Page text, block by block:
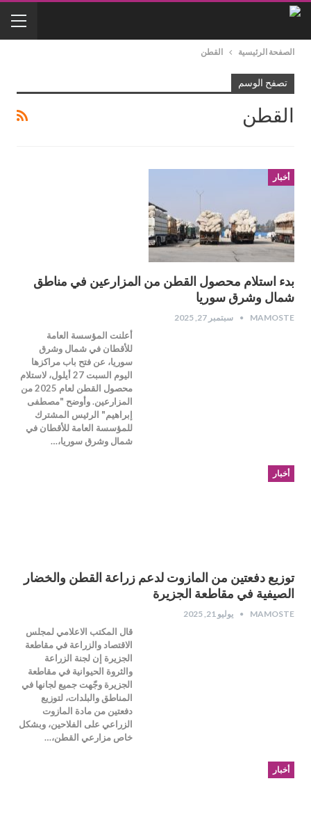
الصفحة الرئيسية القطن
تصفح الوسم
القطن
أخبار
بدء استلام محصول القطن من المزارعين في مناطق
شمال وشرق سوريا
MAMOSTE سبتمبر 27, 2025
أعلنت المؤسسة العامة
للأقطان في شمال وشرق
سوريا، عن فتح باب مراكزها
اليوم السبت 27 أيلول، لاستلام
محصول القطن لعام 2025 من
المزارعين. وأوضح "مصطفى
إبراهيم" الرئيس المشترك
للمؤسسة العامة للأقطان في
شمال وشرق سوريا،…
أخبار
توزيع دفعتين من المازوت لدعم زراعة القطن والخضار
الصيفية في مقاطعة الجزيرة
MAMOSTE يوليو 21, 2025
قال المكتب الاعلامي لمجلس
الاقتصاد والزراعة في مقاطعة
الجزيرة إن لجنة الزراعة
والثروة الحيوانية في مقاطعة
الجزيرة وجّهت جميع لجانها في
المناطق والبلدات، لتوزيع
دفعتين من مادة المازوت
الزراعي على الفلاحين، وبشكل
خاص مزارعي القطن،…
أخبار